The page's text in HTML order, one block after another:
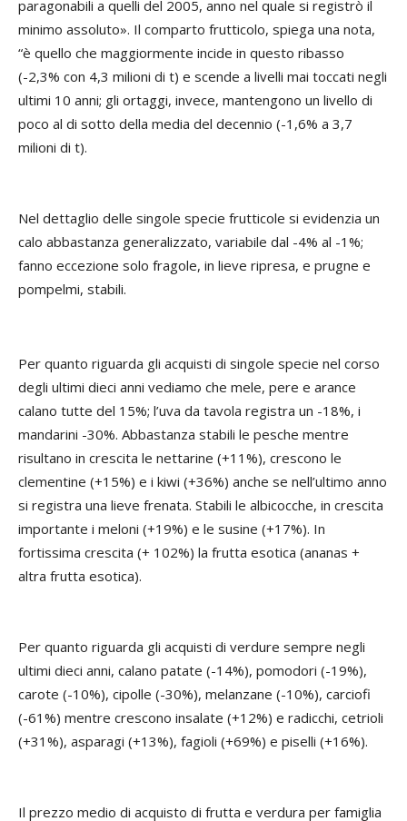
paragonabili a quelli del 2005, anno nel quale si registrò il
minimo assoluto». Il comparto frutticolo, spiega una nota,
“è quello che maggiormente incide in questo ribasso
(-2,3% con 4,3 milioni di t) e scende a livelli mai toccati negli
ultimi 10 anni; gli ortaggi, invece, mantengono un livello di
poco al di sotto della media del decennio (-1,6% a 3,7
milioni di t).
Nel dettaglio delle singole specie frutticole si evidenzia un
calo abbastanza generalizzato, variabile dal -4% al -1%;
fanno eccezione solo fragole, in lieve ripresa, e prugne e
pompelmi, stabili.
Per quanto riguarda gli acquisti di singole specie nel corso
degli ultimi dieci anni vediamo che mele, pere e arance
calano tutte del 15%; l’uva da tavola registra un -18%, i
mandarini -30%. Abbastanza stabili le pesche mentre
risultano in crescita le nettarine (+11%), crescono le
clementine (+15%) e i kiwi (+36%) anche se nell’ultimo anno
si registra una lieve frenata. Stabili le albicocche, in crescita
importante i meloni (+19%) e le susine (+17%). In
fortissima crescita (+ 102%) la frutta esotica (ananas +
altra frutta esotica).
Per quanto riguarda gli acquisti di verdure sempre negli
ultimi dieci anni, calano patate (-14%), pomodori (-19%),
carote (-10%), cipolle (-30%), melanzane (-10%), carciofi
(-61%) mentre crescono insalate (+12%) e radicchi, cetrioli
(+31%), asparagi (+13%), fagioli (+69%) e piselli (+16%).
Il prezzo medio di acquisto di frutta e verdura per famiglia